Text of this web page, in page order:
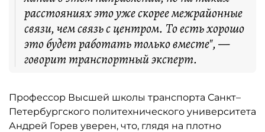
расстояниях это уже скорее межрайонные
связи, чем связь с центром. То есть хорошо
это будет работать только вместе", —
говорит транспортный эксперт.
Профессор Высшей школы транспорта Санкт–
Петербургского политехнического университета
Андрей Горев уверен, что, глядя на плотно